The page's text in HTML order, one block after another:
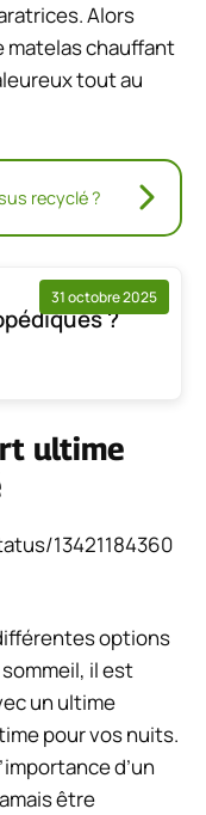
Alors
matelas chauffant
tout au
recyclé ?
31 octobre 2025
?
ultime
13421184360
options
il est
un ultime
pour vos nuits.
d’un
être